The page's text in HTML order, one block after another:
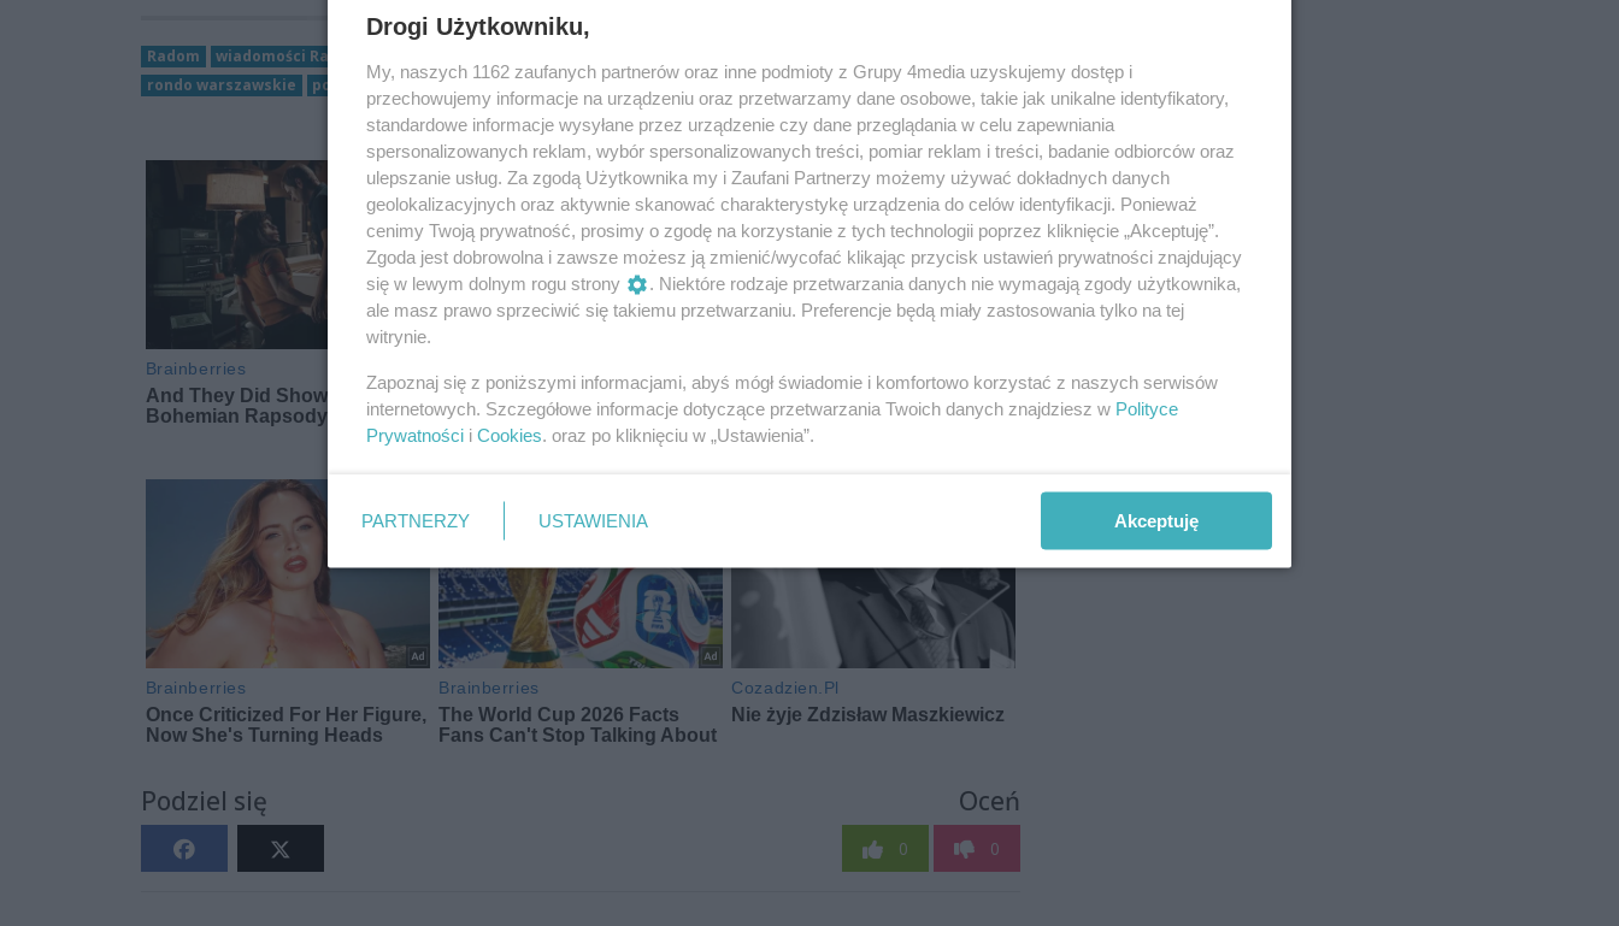
Radom wiadomości Radom
rondo warszawskie
pomnik iskry
Podziel się Oceń
0 0
Drogi Użytkowniku,
My, naszych 1162 zaufanych partnerów oraz inne podmioty z Grupy 4media uzyskujemy dostęp i
przechowujemy informacje na urządzeniu oraz przetwarzamy dane osobowe, takie jak unikalne identyfikatory,
standardowe informacje wysyłane przez urządzenie czy dane przeglądania w celu zapewniania
spersonalizowanych reklam, wybór spersonalizowanych treści, pomiar reklam i treści, badanie odbiorców oraz
ulepszanie usług. Za zgodą Użytkownika my i Zaufani Partnerzy możemy używać dokładnych danych
geolokalizacyjnych oraz aktywnie skanować charakterystykę urządzenia do celów identyfikacji. Ponieważ
cenimy Twoją prywatność, prosimy o zgodę na korzystanie z tych technologii poprzez kliknięcie „Akceptuję”.
Zgoda jest dobrowolna i zawsze możesz ją zmienić/wycofać klikając przycisk ustawień prywatności znajdujący
się w lewym dolnym rogu strony
. Niektóre rodzaje przetwarzania danych nie wymagają zgody użytkownika,
ale masz prawo sprzeciwić się takiemu przetwarzaniu. Preferencje będą miały zastosowania tylko na tej
witrynie.
Zapoznaj się z poniższymi informacjami, abyś mógł świadomie i komfortowo korzystać z naszych serwisów
internetowych. Szczegółowe informacje dotyczące przetwarzania Twoich danych znajdziesz w Polityce
Prywatności i Cookies. oraz po kliknięciu w „Ustawienia”.
PARTNERZY USTAWIENIA Akceptuję